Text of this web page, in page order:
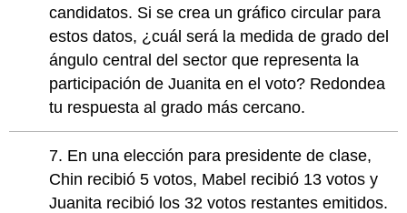
candidatos. Si se crea un gráfico circular para
estos datos, ¿cuál será la medida de grado del
ángulo central del sector que representa la
participación de Juanita en el voto? Redondea
tu respuesta al grado más cercano.
7. En una elección para presidente de clase,
Chin recibió 5 votos, Mabel recibió 13 votos y
Juanita recibió los 32 votos restantes emitidos.